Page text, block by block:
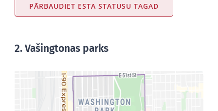
PĀRBAUDIET ESTA STATUSU TAGAD
2. Vašingtonas parks